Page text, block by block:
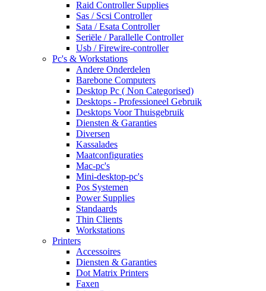
Raid Controller Supplies
Sas / Scsi Controller
Sata / Esata Controller
Seriële / Parallelle Controller
Usb / Firewire-controller
Pc's & Workstations
Andere Onderdelen
Barebone Computers
Desktop Pc ( Non Categorised)
Desktops - Professioneel Gebruik
Desktops Voor Thuisgebruik
Diensten & Garanties
Diversen
Kassalades
Maatconfiguraties
Mac-pc's
Mini-desktop-pc's
Pos Systemen
Power Supplies
Standaards
Thin Clients
Workstations
Printers
Accessoires
Diensten & Garanties
Dot Matrix Printers
Faxen